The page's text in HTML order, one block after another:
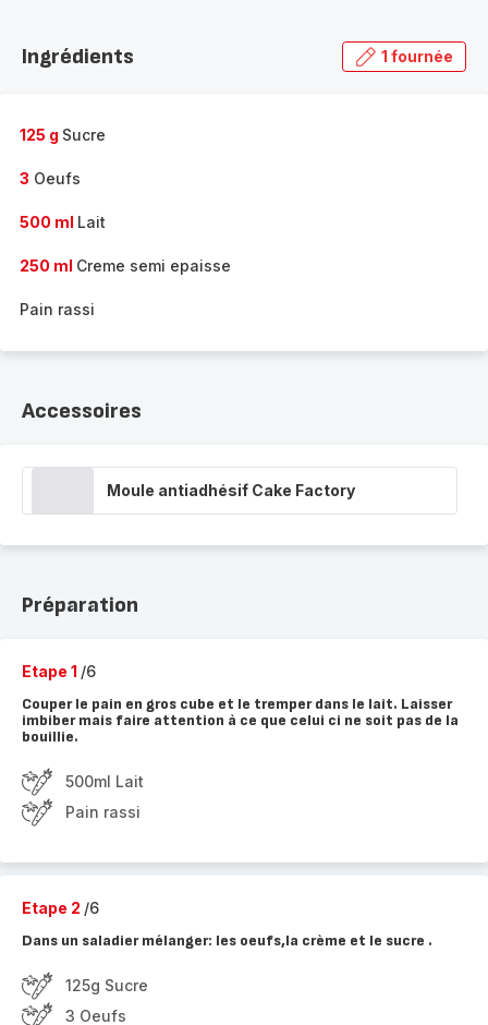
gamme
Ingrédients 1 fournée
125 g Sucre
3 Oeufs
500 ml Lait
250 ml Creme semi epaisse
Pain rassi
Accessoires
Moule antiadhésif Cake Factory
Préparation
Etape 1 /6
Couper le pain en gros cube et le tremper dans le lait. Laisser
imbiber mais faire attention à ce que celui ci ne soit pas de la
bouillie.
500ml Lait
Pain rassi
Etape 2 /6
Dans un saladier mélanger: les oeufs,la crème et le sucre .
125g Sucre
3 Oeufs